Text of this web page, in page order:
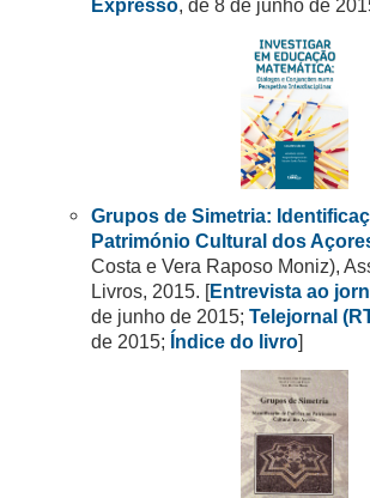
Expresso, de 8 de junho de
Grupos de Simetria:
Património Cultural dos
Costa e Vera Raposo Moniz),
Livros, 2015. [Entrevista ao
de junho de 2015; Telejornal
de 2015; Índice do livro]